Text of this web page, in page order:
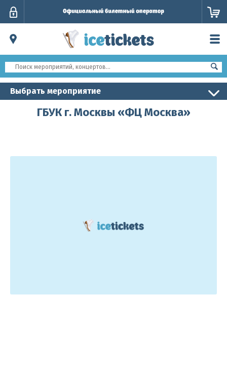
Выбрать мероприятие
ГБУК г. Москвы «ФЦ Москва»